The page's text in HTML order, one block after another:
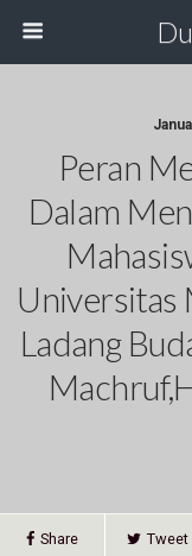
Peran
Dalam
Universitas
Ladang
Share Tweet